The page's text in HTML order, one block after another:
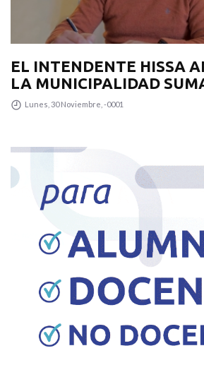
EL INTENDENTE HISSA
LA MUNICIPALIDAD
12 COLECTIVOS 0KM
Lunes, 30 Noviembre, -0001